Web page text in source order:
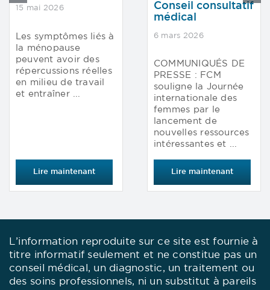
15 mai 2026
Les symptômes liés à
la ménopause
peuvent avoir des
répercussions réelles
en milieu de travail
et entraîner ...
Lire maintenant
Conseil consultatif
médical
6 mars 2026
COMMUNIQUÉS DE
PRESSE : FCM
souligne la Journée
internationale des
femmes par le
lancement de
nouvelles ressources
intéressantes et ...
Lire maintenant
L’information reproduite sur ce site est fournie à
titre informatif seulement et ne constitue pas un
conseil médical, un diagnostic, un traitement ou
des soins professionnels, ni un substitut à pareils